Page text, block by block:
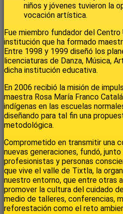
niños y jóvenes tuvieron la
vocación artística.
Fue miembro fundador del
institución que ha formado
Entre 1998 y 1999 diseñó los
licenciaturas de Danza, Música,
dicha institución educativa.
En 2006 recibió la misión de
maestra Rosa María Franco
indígenas en las escuelas
diseñando para tal fin una
metodológica.
Comprometido en transmitir una
nuevas generaciones, fundó,
profesionistas y personas
que vive el valle de Tixtla, la
nuestro entorno, que entre otras
promover la cultura del cuidado
medio de talleres, conferencias,
reforestación como el reto